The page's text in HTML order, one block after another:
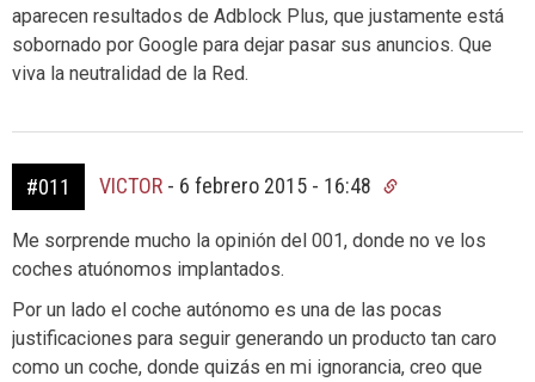
aparecen resultados de Adblock Plus, que justamente está
sobornado por Google para dejar pasar sus anuncios. Que
viva la neutralidad de la Red.
#011 VICTOR - 6 febrero 2015 - 16:48
Me sorprende mucho la opinión del 001, donde no ve los
coches atuónomos implantados.
Por un lado el coche autónomo es una de las pocas
justificaciones para seguir generando un producto tan caro
como un coche, donde quizás en mi ignorancia, creo que